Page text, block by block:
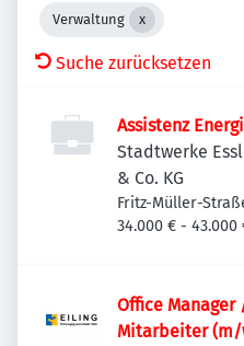
Verwaltung
Suche zurücksetzen
Assistenz
Stadtwerke
& Co. KG
Fritz-Müller-
Neckar-
34.000 € - 43.000
Office
Mitarbeiter